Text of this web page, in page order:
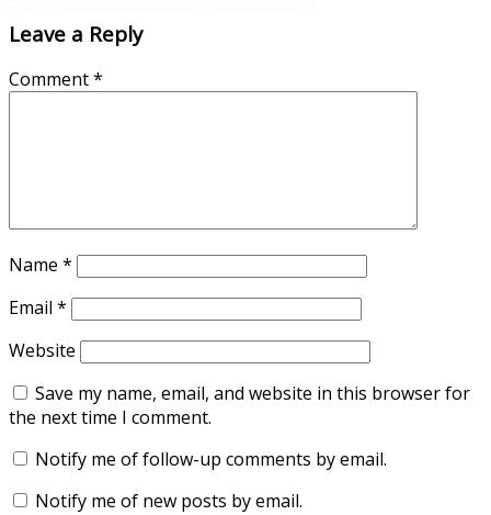
Leave a Reply
Comment*
Name *
Email *
Website
Save my name, email, and website in this browser for
the next time I comment.
Notify me of follow-up comments by email.
Notify me of new posts by email.